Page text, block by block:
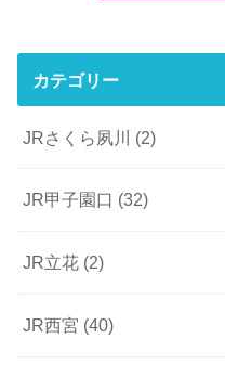
カテゴリー
JRさくら夙川 (2)
JR甲子園口 (32)
JR立花 (2)
JR西宮 (40)